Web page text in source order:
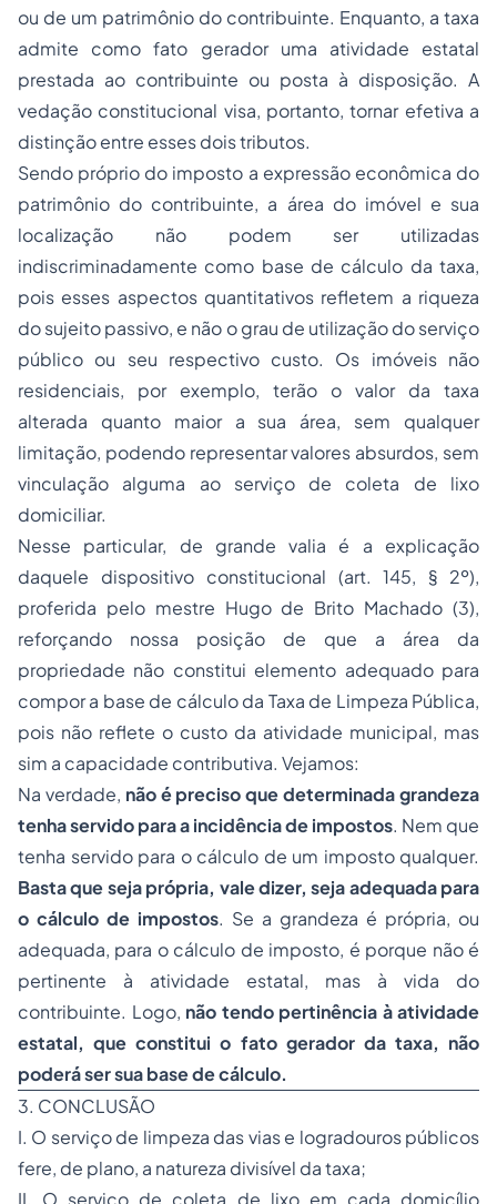
ou de um patrimônio do contribuinte. Enquanto, a taxa
admite como fato gerador uma atividade estatal
prestada ao contribuinte ou posta à disposição. A
vedação constitucional visa, portanto, tornar efetiva a
distinção entre esses dois tributos.
Sendo próprio do imposto a expressão econômica do
patrimônio do contribuinte, a área do imóvel e sua
localização não podem ser utilizadas
indiscriminadamente como base de cálculo da taxa,
pois esses aspectos quantitativos refletem a riqueza
do sujeito passivo, e não o grau de utilização do serviço
público ou seu respectivo custo. Os imóveis não
residenciais, por exemplo, terão o valor da taxa
alterada quanto maior a sua área, sem qualquer
limitação, podendo representar valores absurdos, sem
vinculação alguma ao serviço de coleta de lixo
domiciliar.
Nesse particular, de grande valia é a explicação
daquele dispositivo constitucional (art. 145, § 2º),
proferida pelo mestre Hugo de Brito Machado (3),
reforçando nossa posição de que a área da
propriedade não constitui elemento adequado para
compor a base de cálculo da Taxa de Limpeza Pública,
pois não reflete o custo da atividade municipal, mas
sim a capacidade contributiva. Vejamos:
Na verdade, não é preciso que determinada grandeza
tenha servido para a incidência de impostos. Nem que
tenha servido para o cálculo de um imposto qualquer.
Basta que seja própria, vale dizer, seja adequada para
o cálculo de impostos. Se a grandeza é própria, ou
adequada, para o cálculo de imposto, é porque não é
pertinente à atividade estatal, mas à vida do
contribuinte. Logo, não tendo pertinência à atividade
estatal, que constitui o fato gerador da taxa, não
poderá ser sua base de cálculo.
3. CONCLUSÃO
I. O serviço de limpeza das vias e logradouros públicos
fere, de plano, a natureza divisível da taxa;
II. O serviço de coleta de lixo em cada domicílio